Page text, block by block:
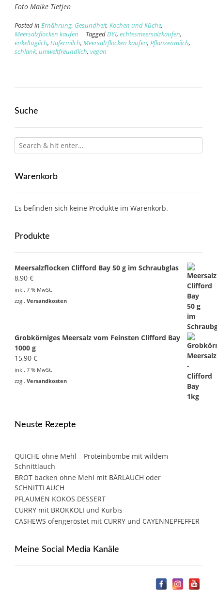
Foto Maike Tietjen
Posted in Ernährung, Gesundheit, Kochen und Küche,
Meersalzflocken kaufen
TaggedDYI, echtesmeersalzkaufen,
enkeltuglich, Hafermilch, Meersalzflocken kaufen, Pflanzenmilch,
schlank, umweltfreundlich, vegan
Suche
Warenkorb
Es befinden sich keine Produkte im Warenkorb.
Produkte
Meersalzflocken Clifford Bay 50 g im Schraubglas
8,90 €
inkl. 7 % MwSt.
zzgl. Versandkosten
Grobkörniges Meersalz vom Feinsten Clifford Bay
1000 g
15,90 €
inkl. 7 % MwSt.
zzgl. Versandkosten
Neuste Rezepte
QUICHE ohne Mehl – Proteinbombe mit wildem
Schnittlauch
BROT backen ohne Mehl mit BÄRLAUCH oder
SCHNITTLAUCH
PFLAUMEN KOKOS DESSERT
CURRY mit BROKKOLI und Kürbis
CASHEWS ofengeröstet mit CURRY und CAYENNEPFEFFER
Meine Social Media Kanäle